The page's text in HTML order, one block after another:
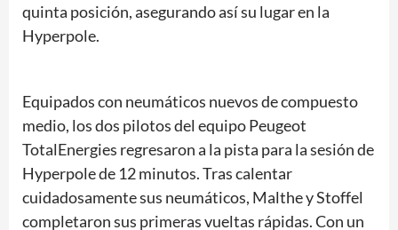
quinta posición, asegurando así su lugar en la
Hyperpole.
Equipados con neumáticos nuevos de compuesto
medio, los dos pilotos del equipo Peugeot
TotalEnergies regresaron a la pista para la sesión de
Hyperpole de 12 minutos. Tras calentar
cuidadosamente sus neumáticos, Malthe y Stoffel
completaron sus primeras vueltas rápidas. Con un